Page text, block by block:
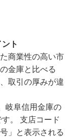
ト
商業性の高い市
金庫と比べる
取引の厚みが違
岐阜信用金庫の
。 支店コード
」と表示される